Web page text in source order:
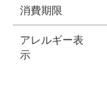
消費期限
アレルギー表
示